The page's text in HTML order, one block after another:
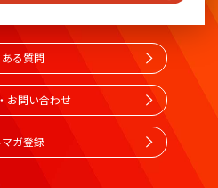
る質問
お問い合わせ
マガ登録